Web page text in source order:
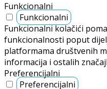
Funkcionalni
Funkcionalni
Funkcionalni kolačići
funkcionalnosti poput
platformama društvenih
informacija i ostalih
Preferencijalni
Preferencijalni